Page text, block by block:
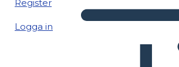
Register
Logga in